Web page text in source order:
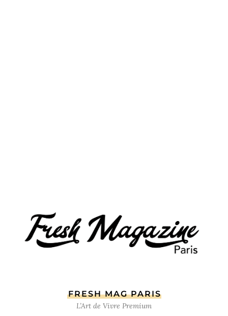
FRESH MAG PARIS
L’Art de Vivre Premium